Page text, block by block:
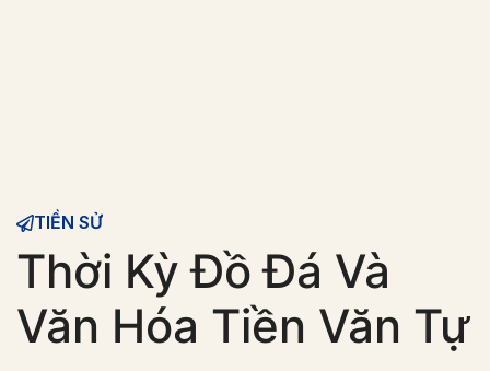
TIỀN SỬ
Thời Kỳ Đồ Đá Và
Văn Hóa Tiền Văn Tự